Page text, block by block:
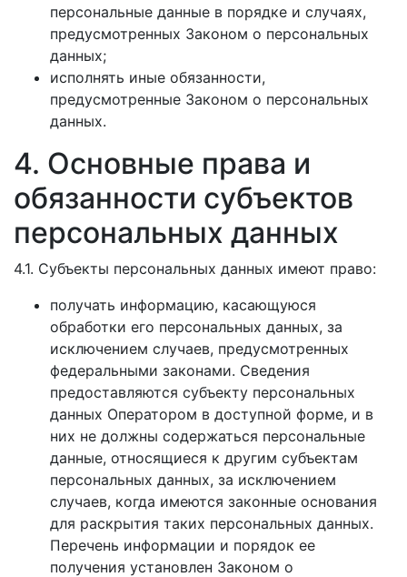
персональные данные в порядке и случаях,
предусмотренных Законом о персональных
данных;
исполнять иные обязанности,
предусмотренные Законом о персональных
данных.
4. Основные права и
обязанности субъектов
персональных данных
4.1. Субъекты персональных данных имеют право:
получать информацию, касающуюся
обработки его персональных данных, за
исключением случаев, предусмотренных
федеральными законами. Сведения
предоставляются субъекту персональных
данных Оператором в доступной форме, и в
них не должны содержаться персональные
данные, относящиеся к другим субъектам
персональных данных, за исключением
случаев, когда имеются законные основания
для раскрытия таких персональных данных.
Перечень информации и порядок ее
получения установлен Законом о